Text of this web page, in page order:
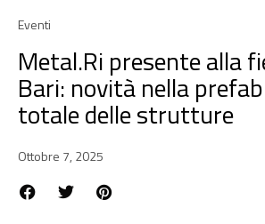
Eventi
Metal.Ri presente alla
Bari: novità nella
totale delle strutture
Ottobre 7, 2025